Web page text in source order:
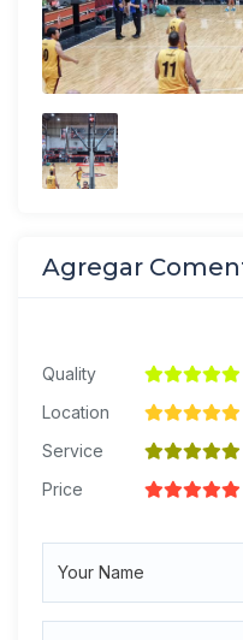
Agregar
Quality
Location
Service
Price